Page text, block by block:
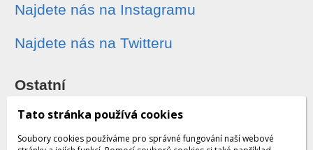
Najdete nás na Instagramu
Najdete nás na Twitteru
Ostatní
Sledování zásilek
Tato stránka používá cookies
Soubory cookies používáme pro správné fungování naší webové